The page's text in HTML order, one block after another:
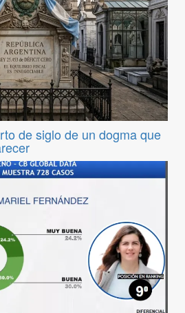
de siglo de un dogma que